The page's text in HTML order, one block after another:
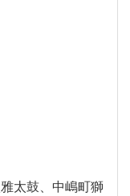
太鼓、中嶋町獅